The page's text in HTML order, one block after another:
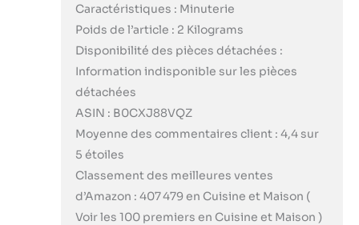
Caractéristiques : Minuterie
Poids de l’article : 2 Kilograms
Disponibilité des pièces détachées :
Information indisponible sur les pièces
détachées
ASIN : B0CXJ88VQZ
Moyenne des commentaires client : 4,4 sur
5 étoiles
Classement des meilleures ventes
d’Amazon : 407 479 en Cuisine et Maison (
Voir les 100 premiers en Cuisine et Maison )